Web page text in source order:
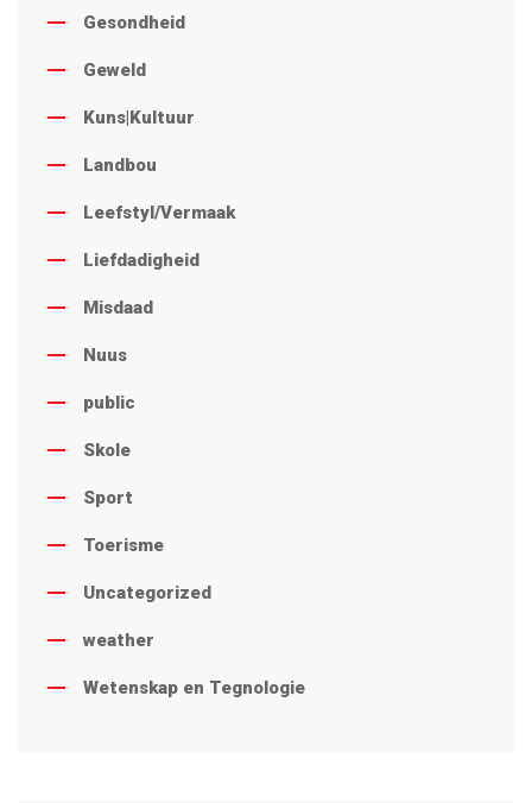
Gesondheid
Geweld
Kuns|Kultuur
Landbou
Leefstyl/Vermaak
Liefdadigheid
Misdaad
Nuus
public
Skole
Sport
Toerisme
Uncategorized
weather
Wetenskap en Tegnologie